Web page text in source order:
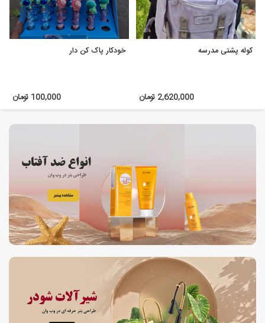
کوله پشتی مدرسه
2,620,000 تومان
خودکار پاک کن دار
100,000 تومان